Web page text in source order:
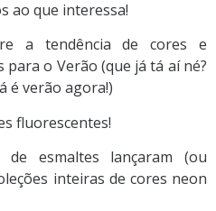
ao que interessa!
a tendência de cores e
o Verão (que já tá aí né?
é verão agora!)
fluorescentes!
esmaltes lançaram (ou
inteiras de cores neon